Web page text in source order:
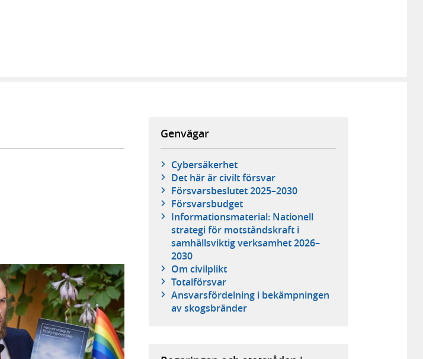
Genvägar
Cybersäkerhet
Det här är civilt försvar
Försvarsbeslutet 2025–2030
Försvarsbudget
Informationsmaterial: Nationell
strategi för motståndskraft i
samhällsviktig verksamhet 2026–
2030
Om civilplikt
Totalförsvar
Ansvarsfördelning i bekämpningen
av skogsbränder